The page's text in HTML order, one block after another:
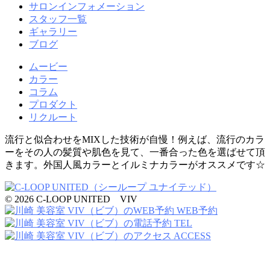
サロンインフォメーション
スタッフ一覧
ギャラリー
ブログ
ムービー
カラー
コラム
プロダクト
リクルート
流行と似合わせをMIXした技術が自慢！例えば、流行のカラ
ーをその人の髪質や肌色を見て、一番合った色を選ばせて頂
きます。外国人風カラーとイルミナカラーがオススメです☆
© 2026 C-LOOP UNITED VIV
WEB予約
TEL
ACCESS